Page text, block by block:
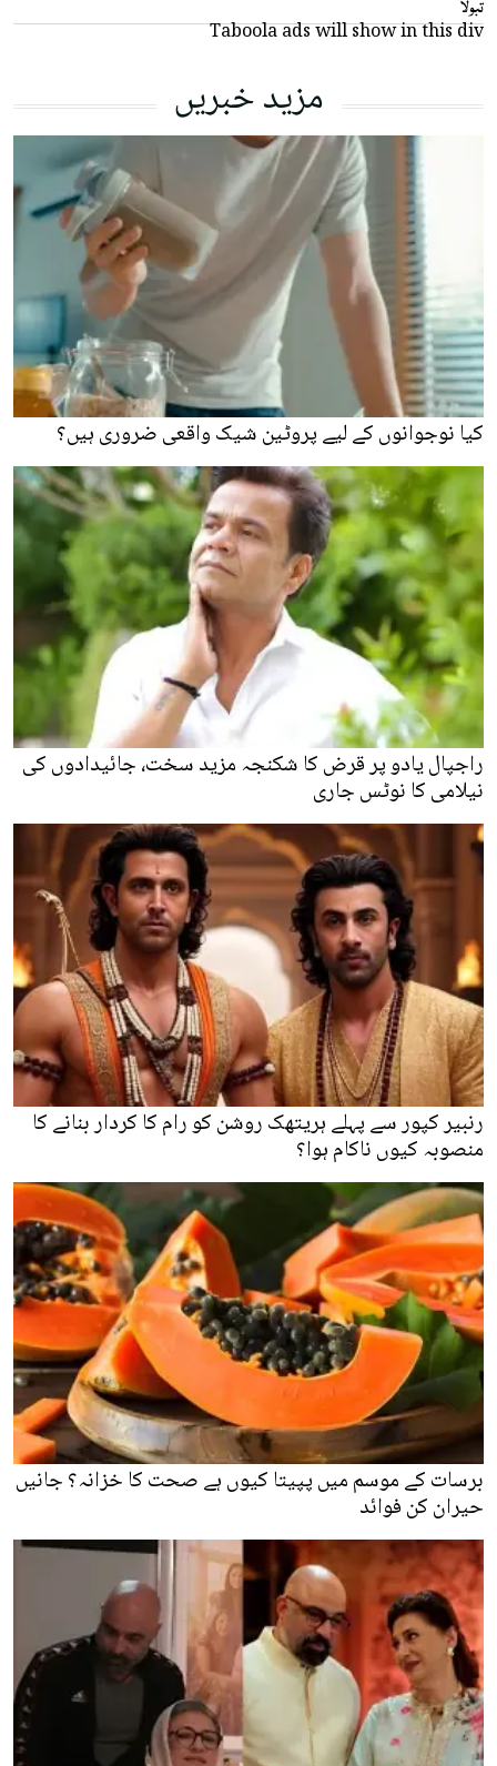
تبولا
Taboola ads will show in this div
مزید خبریں
کیا نوجوانوں کے لیے پروٹین شیک واقعی ضروری ہیں؟
راجپال یادو پر قرض کا شکنجہ مزید سخت، جائیدادوں کی
نیلامی کا نوٹس جاری
رنبیر کپور سے پہلے ہریتھک روشن کو رام کا کردار بنانے کا
منصوبہ کیوں ناکام ہوا؟
برسات کے موسم میں پپیتا کیوں ہے صحت کا خزانہ؟ جانیں
حیران کن فوائد